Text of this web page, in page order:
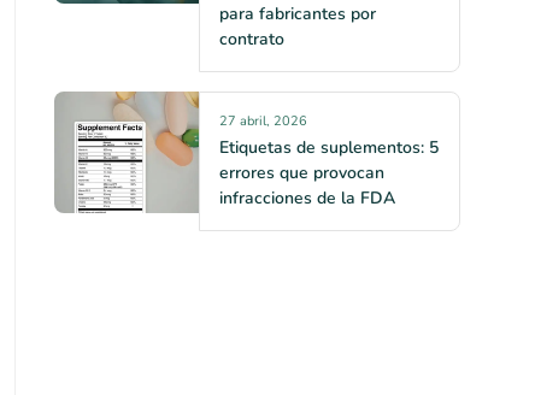
para fabricantes por
contrato
27 abril, 2026
Etiquetas de suplementos: 5
errores que provocan
infracciones de la FDA